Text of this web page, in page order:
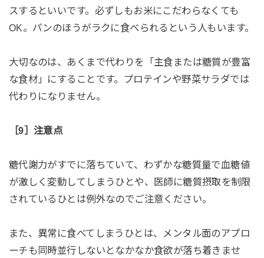
スするといいです。必ずしもお米にこだわらなくても
OK。パンのほうがラクに食べられるという人もいます。
大切なのは、あくまで代わりを「主食または糖質が豊富
な食材」にすることです。プロテインや野菜サラダでは
代わりになりません。
［9］注意点
糖代謝力がすでに落ちていて、わずかな糖質量で血糖値
が激しく変動してしまうひとや、医師に糖質摂取を制限
されているひとは例外なのでご注意ください。
また、異常に食べてしまうひとは、メンタル面のアプロ
ーチも同時並行しないとなかなか食欲が落ち着きませ